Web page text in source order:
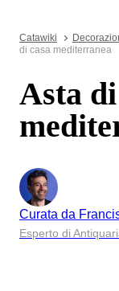
Catawiki
di casa mediterranea
Asta
Curata da
Esperto di